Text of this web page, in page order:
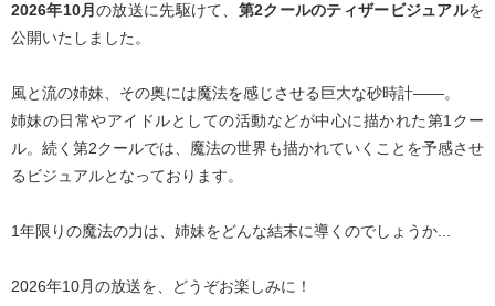
2026年10月の放送に先駆けて、 第2クールのティザービジュアルを
公開いたしました。
風と流の姉妹、その奥には魔法を感じさせる巨大な砂時計――。
姉妹の日常やアイドルとしての活動などが中心に描かれた第1クー
ル。続く第2クールでは、魔法の世界も描かれていくことを予感させ
るビジュアルとなっております。
1年限りの魔法の力は、姉妹をどんな結末に導くのでしょうか...
2026年10月の放送を、どうぞお楽しみに！